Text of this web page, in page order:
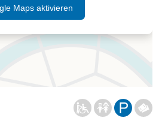
Maps aktivieren